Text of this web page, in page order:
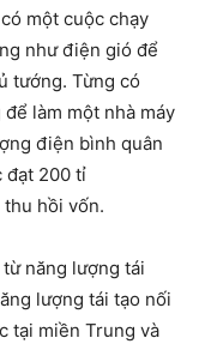
một cuộc chạy
như điện gió để
tướng. Từng có
làm một nhà máy
điện bình quân
đạt 200 tỉ
thu hồi vốn.
năng lượng tái
lượng tái tạo nối
tại miền Trung và